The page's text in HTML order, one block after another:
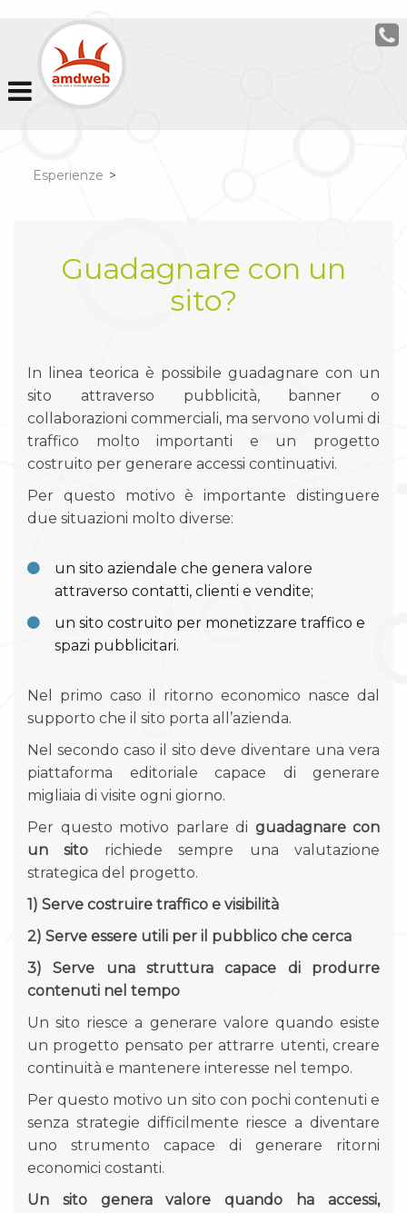
Esperienze >
Guadagnare con un
sito?
In linea teorica è possibile guadagnare con un
sito attraverso pubblicità, banner o
collaborazioni commerciali, ma servono volumi di
traffico molto importanti e un progetto
costruito per generare accessi continuativi.
Per questo motivo è importante distinguere
due situazioni molto diverse:
un sito aziendale che genera valore
attraverso contatti, clienti e vendite;
un sito costruito per monetizzare traffico e
spazi pubblicitari.
Nel primo caso il ritorno economico nasce dal
supporto che il sito porta all’azienda.
Nel secondo caso il sito deve diventare una vera
piattaforma editoriale capace di generare
migliaia di visite ogni giorno.
Per questo motivo parlare di guadagnare con
un sito richiede sempre una valutazione
strategica del progetto.
1) Serve costruire traffico e visibilità
2) Serve essere utili per il pubblico che cerca
3) Serve una struttura capace di produrre
contenuti nel tempo
Un sito riesce a generare valore quando esiste
un progetto pensato per attrarre utenti, creare
continuità e mantenere interesse nel tempo.
Per questo motivo un sito con pochi contenuti e
senza strategie difficilmente riesce a diventare
uno strumento capace di generare ritorni
economici costanti.
Un sito genera valore quando ha accessi,